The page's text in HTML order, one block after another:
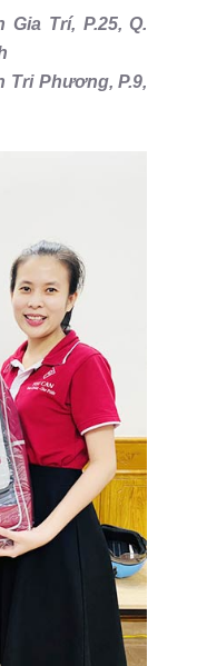
Gia Trí, P.25, Q.
Tri Phương, P.9,